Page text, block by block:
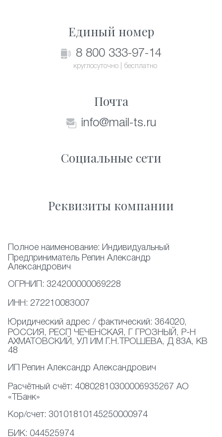
Единый номер
8 800 333-97-14
круглосуточно | бесплатно
Почта
info@mail-ts.ru
Социальные сети
Реквизиты компании
Полное наименование: Индивидуальный
Предприниматель Репин Александр
Александрович
ОГРНИП: 324200000069228
ИНН: 272210083007
Юридический адрес / фактический: 364020,
РОССИЯ, РЕСП ЧЕЧЕНСКАЯ, Г ГРОЗНЫЙ, Р-Н
АХМАТОВСКИЙ, УЛ ИМ Г.Н.ТРОШЕВА, Д 83А, КВ
48
ИП Репин Александр Александрович
Расчётный счёт: 40802810300006935267 АО
«ТБанк»
Кор/счет: 30101810145250000974
БИК: 044525974